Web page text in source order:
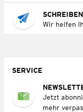
Wir helfen
SERVICE
Jetzt
mehr